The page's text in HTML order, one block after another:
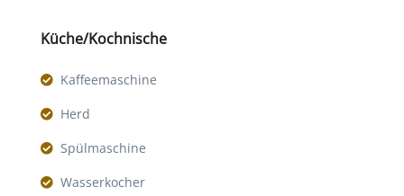
Küche/Kochnische
Kaffeemaschine
Herd
Spülmaschine
Wasserkocher